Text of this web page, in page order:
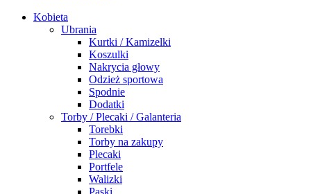
Kobieta
Ubrania
Kurtki / Kamizelki
Koszulki
Nakrycia głowy
Odzież sportowa
Spodnie
Dodatki
Torby / Plecaki / Galanteria
Torebki
Torby na zakupy
Plecaki
Portfele
Walizki
Paski